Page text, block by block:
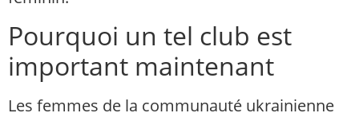
Pourquoi un tel club est
important maintenant
Les femmes de la communauté ukrainienne